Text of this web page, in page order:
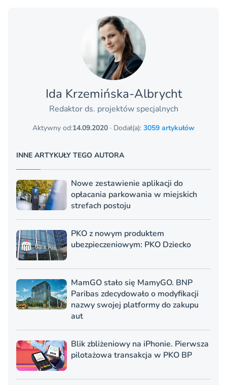
Ida Krzemińska-Albrycht
Redaktor ds. projektów specjalnych
Aktywny od:14.09.2020 · Dodał(a): 3059 artykułów
INNE ARTYKUŁY TEGO AUTORA
Nowe zestawienie aplikacji do
opłacania parkowania w miejskich
strefach postoju
PKO z nowym produktem
ubezpieczeniowym: PKO Dziecko
MamGO stało się MamyGO. BNP
Paribas zdecydowało o modyfikacji
nazwy swojej platformy do zakupu
aut
Blik zbliżeniowy na iPhonie. Pierwsza
pilotażowa transakcja w PKO BP